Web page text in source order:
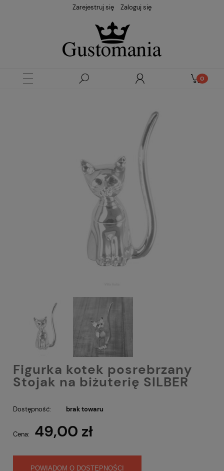
Zarejestruj się Zaloguj się
Figurka kotek posrebrzany
Stojak na biżuterię SILBER
Dostępność: brak towaru
Cena: 49,00 zł
POWIADOM O DOSTĘPNOŚCI